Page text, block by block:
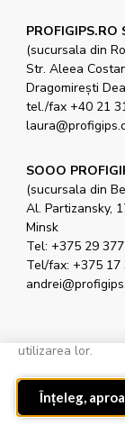
PROFIGIPS.RO
(sucursala din
Str. Aleea
Dragomirești
tel./fax +40 21
SOOO
(sucursala din
Al. Partizansky,
Minsk
Tel: +375 29
Tel/fax: +375 17
Design
Site-ul web
utilizarea lor.
Înțeleg,